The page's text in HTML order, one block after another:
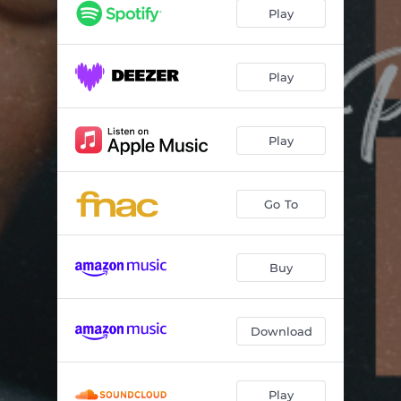
02:29
BUSCA TU PENTAGRAMA 04:05
QUE TIENE LA CASA DE JOSÉ
LUNA DE MIEL EN PORTUGAL 04:39
03:28
Play
Play
Play
Go To
Buy
Download
Play